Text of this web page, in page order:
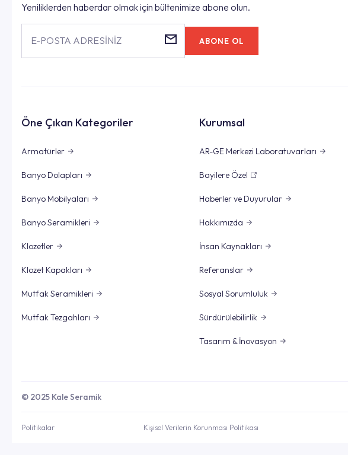
Yeniliklerden haberdar olmak için bültenimize abone olun.
E-POSTA ADRESİNİZ ABONE OL
Öne Çıkan Kategoriler
Armatürler
Banyo Dolapları
Banyo Mobilyaları
Banyo Seramikleri
Klozetler
Klozet Kapakları
Mutfak Seramikleri
Mutfak Tezgahları
Kurumsal
AR-GE Merkezi Laboratuvarları
Bayilere Özel
Haberler ve Duyurular
Hakkımızda
İnsan Kaynakları
Referanslar
Sosyal Sorumluluk
Sürdürülebilirlik
Tasarım & İnovasyon
© 2025 Kale Seramik
Politikalar Kişisel Verilerin Korunması Politikası